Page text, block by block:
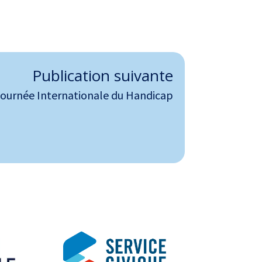
Publication suivante
Internationale du Handicap